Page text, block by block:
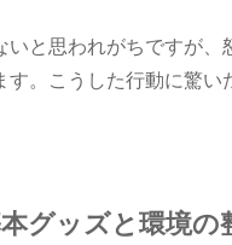
いと思われがちですが
。こうした行動に驚
グッズと環境の